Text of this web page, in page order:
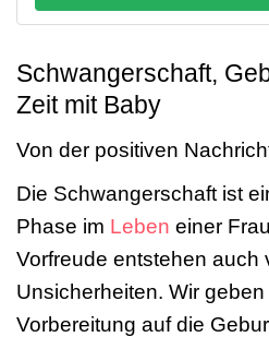
Schwangerschaft,
Zeit mit Baby
Von der positiven
Die Schwangerschaft ist
Phase im Leben einer
Vorfreude entstehen auch
Unsicherheiten. Wir
Vorbereitung auf die